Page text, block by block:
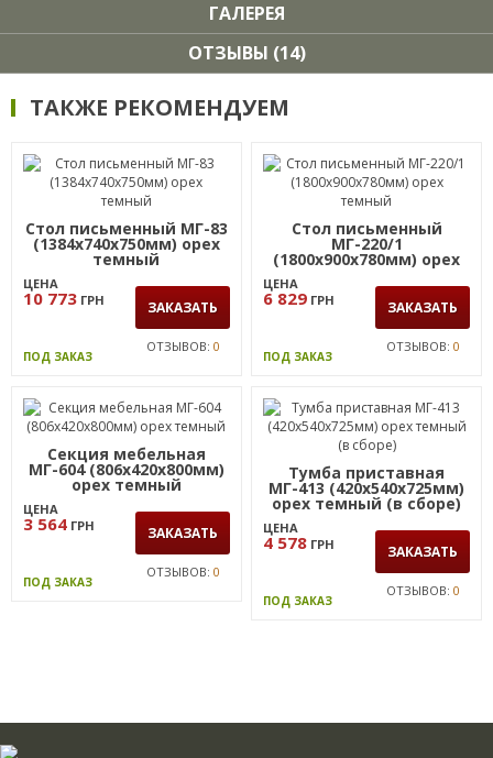
ГАЛЕРЕЯ
ОТЗЫВЫ (14)
ТАКЖЕ РЕКОМЕНДУЕМ
Стол письменный МГ-83
(1384х740х750мм) орех
темный
ЦЕНА
10 773 ГРН ЗАКАЗАТЬ
ПОД ЗАКАЗ
ОТЗЫВОВ: 0
Стол письменный
МГ-220/1
(1800х900х780мм) орех
ЦЕНА
6 829 ГРН ЗАКАЗАТЬ
ПОД ЗАКАЗ
ОТЗЫВОВ: 0
Секция мебельная
МГ-604 (806х420х800мм)
орех темный
ЦЕНА
3 564 ГРН ЗАКАЗАТЬ
ПОД ЗАКАЗ
ОТЗЫВОВ: 0
Тумба приставная
МГ-413 (420х540х725мм)
орех темный (в сборе)
ЦЕНА
4 578 ГРН ЗАКАЗАТЬ
ПОД ЗАКАЗ
ОТЗЫВОВ: 0